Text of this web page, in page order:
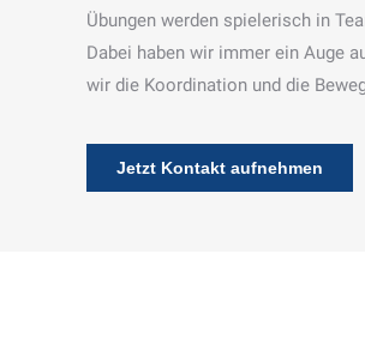
Übungen werden spielerisch in
Dabei haben wir immer ein Auge
wir die Koordination und die
Jetzt Kontakt aufnehmen